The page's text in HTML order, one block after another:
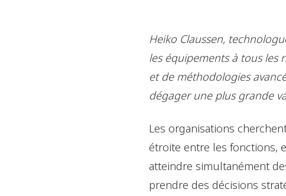
Heiko Claussen,
les équipements à tous les
et de méthodologies
dégager une plus grande
Les organisations
étroite entre les fonctions,
atteindre simultanément
prendre des décisions